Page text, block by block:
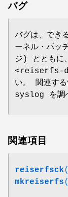
バグ
バグは、でき
ーネル・パッ
ジ) ととも
<reiserfs-
い。 関連す
syslog を調
関連項目
reiserfsck
mkreiserfs